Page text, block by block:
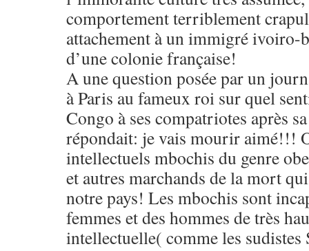
comportement terriblement
attachement à un immigré ivoiro-
d’une colonie française!
A une question posée par un
à Paris au fameux roi sur quel
Congo à ses compatriotes après
répondait: je vais mourir aimé!!!
intellectuels mbochis du genre
et autres marchands de la mort
notre pays! Les mbochis sont
femmes et des hommes de très
intellectuelle( comme les